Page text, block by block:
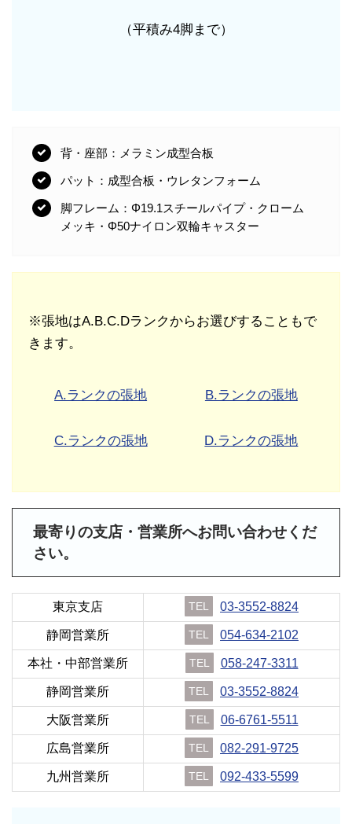
（平積み4脚まで）
背・座部：メラミン成型合板
パット：成型合板・ウレタンフォーム
脚フレーム：Φ19.1スチールパイプ・クローム
メッキ・Φ50ナイロン双輪キャスター
※張地はA.B.C.Dランクからお選びすることもで
きます。
A.ランクの張地 B.ランクの張地
C.ランクの張地 D.ランクの張地
最寄りの支店・営業所へお問い合わせくだ
さい。
東京支店 TEL 03-3552-8824
静岡営業所 TEL 054-634-2102
本社・中部営業所 TEL 058-247-3311
静岡営業所 TEL 03-3552-8824
大阪営業所 TEL 06-6761-5511
広島営業所 TEL 082-291-9725
九州営業所 TEL 092-433-5599